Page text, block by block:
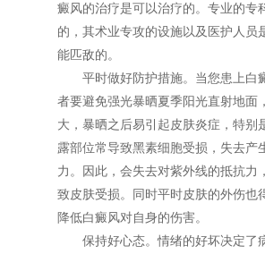
癜风的治疗是可以治疗的。专业的专
的，其术业专攻的设施以及医护人员
能匹敌的。
平时做好防护措施。当您患上白
者要避免强光暴晒夏季阳光直射地面
大，暴晒之后易引起皮肤炎症，特别
露部位常导致黑素细胞受损，失去产
力。因此，会失去对紫外线的抵抗力
致皮肤受损。同时平时皮肤的外伤也
降低白癜风对自身的伤害。
保持好心态。情绪的好坏决定了